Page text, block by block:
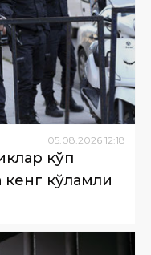
05 08 2026 12:18
кўп
кўламли